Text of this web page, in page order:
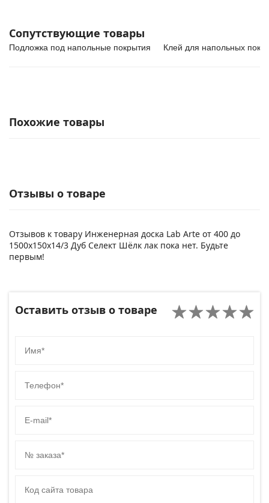
Сопутствующие товары
Подложка под напольные покрытия Клей для напольных
Похожие товары
Отзывы о товаре
Отзывов к товару Инженерная доска Lab Arte от 400 до
1500х150х14/3 Дуб Селект Шёлк лак пока нет. Будьте
первым!
Оставить отзыв о товаре